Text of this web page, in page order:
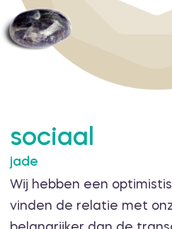
sociaal
jade
Wij hebben een
vinden de relatie met